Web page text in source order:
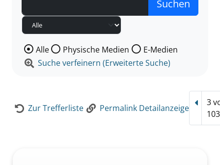
Wählen Sie die Medienart nach der Sie suchen wollen.
Alle Physische Medien
E-Medien
Suche verfeinern (Erweiterte Suche)
Zur Trefferliste Permalink Detailanzeige
3